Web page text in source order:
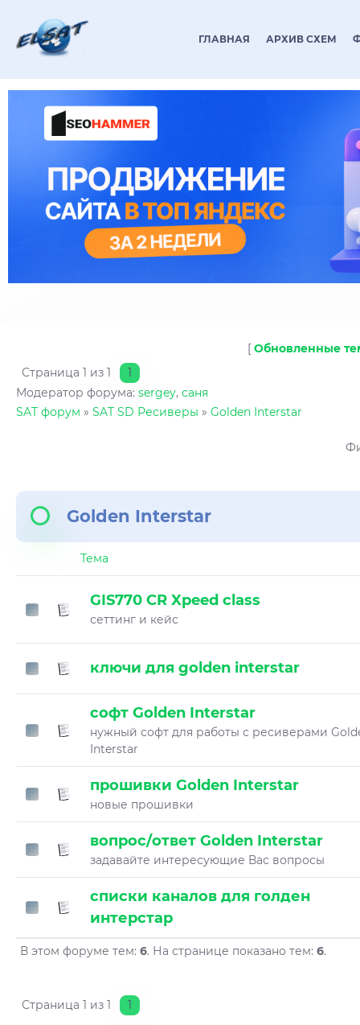
ГЛАВНАЯ АРХИВ СХЕМ
[ Обновленные
Страница 1 из 1
1
Модератор форума: sergey, саня
SAT форум » SAT SD Ресиверы » Golden Interstar
Golden Interstar
Тема
GIS770 CR Xpeed class
сеттинг и кейс
ключи для golden interstar
софт Golden Interstar
нужный софт для работы с ресиверами
Interstar
прошивки Golden Interstar
новые прошивки
вопрос/ответ Golden Interstar
задавайте интересующие Вас вопросы
списки каналов для голден
интерстар
В этом форуме тем: 6. На странице показано тем: 6.
Страница 1 из 1 1